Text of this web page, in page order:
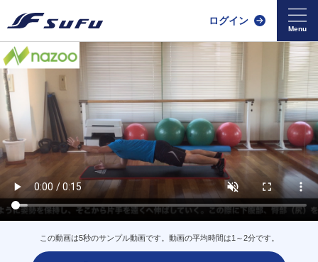
ログイン
この動画は5秒のサンプル動画です。動画の平均時間は1～2分です。